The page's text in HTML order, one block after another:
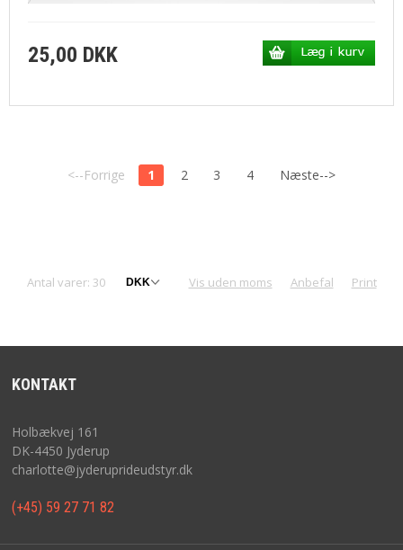
25,00 DKK
<--Forrige 1 2 3 4 Næste-->
Antal varer: 30 Vis uden moms Anbefal Print
KONTAKT
Holbækvej 161
DK-4450 Jyderup
charlotte@jyderuprideudstyr.dk
(+45) 59 27 71 82